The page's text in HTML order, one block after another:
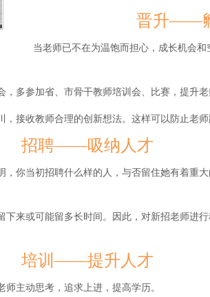
晋升——
当老师已不在为温饱而担心，成长机会
多参加省、市骨干教师培训会、比赛，提升老
接收教师合理的创新想法。这样可以防止老师
招聘——吸纳人才
，你当初招聘什么样的人，与否留住她有着重
来或可能留多长时间。因此，对新招老师进
培训——提升人才
主动思考，追求上进，提高学历。